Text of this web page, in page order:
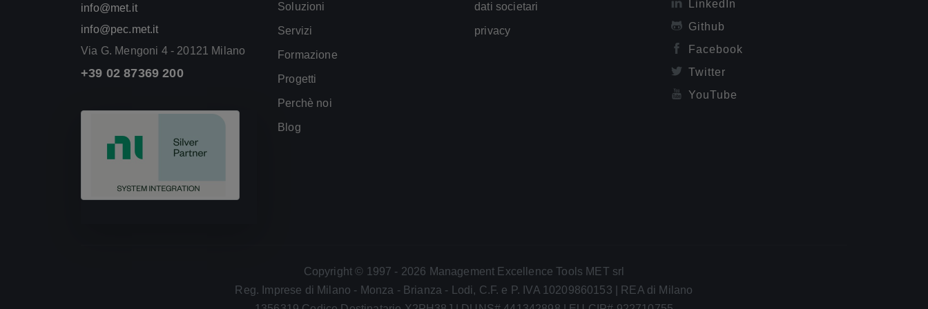
info@met.it
info@pec.met.it
Via G. Mengoni 4 - 20121 Milano
+39 02 87369 200
Soluzioni
Servizi
Formazione
Progetti
Perchè noi
Blog
dati societari
privacy
LinkedIn
Github
Facebook
Twitter
YouTube
Copyright © 1997 - 2026 Management Excellence Tools MET srl
Reg. Imprese di Milano - Monza - Brianza - Lodi, C.F. e P. IVA 10209860153 | REA di Milano